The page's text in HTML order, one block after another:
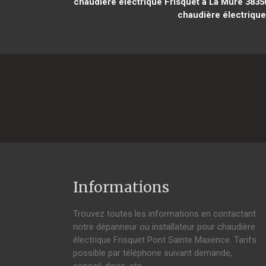
chaudière électrique
Informations
Trouvez toutes les informations en contactant
notre dépanneur ou installateur pour chaudière
électrique Frisquet Pont Sainte Maxence. Tarifs
possible par téléphone suivant demande,